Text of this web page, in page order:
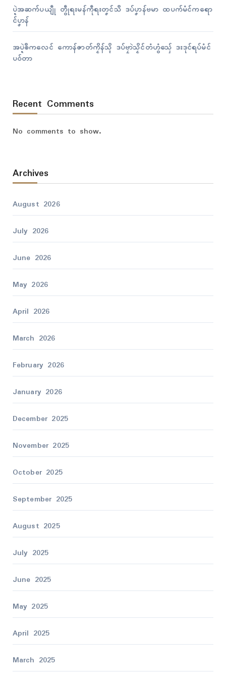
ပ္ဍဲအဆက်ပယျဵု တွဵုရးမန်ကဵုရးတၞၚ်သဳ ဒပ်ပၞာန်ဗမာ ထပက်မံၚ်ကရော
ၚ်ပၞာန်
အပ္ဍဲၜဳကလေၚ် ကောန်ဇာတ်ကၟိန်သ္ၚိ ဒပ်ဗၠာဲသၟိၚ်တံဟွံသှ်ေ ဒးဒုၚ်ရပ်မံၚ်
ပဝ်တာ
Recent Comments
No comments to show.
Archives
August 2026
July 2026
June 2026
May 2026
April 2026
March 2026
February 2026
January 2026
December 2025
November 2025
October 2025
September 2025
August 2025
July 2025
June 2025
May 2025
April 2025
March 2025